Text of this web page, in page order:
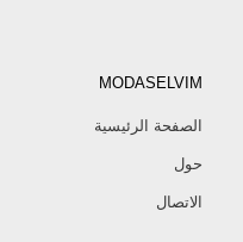
MODASELVIM
الصفحة الرئيسية
حول
الاتصال